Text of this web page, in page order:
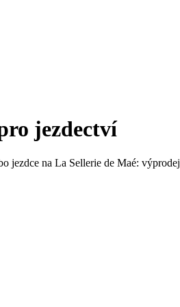
jezdectví
jezdce na La Sellerie de Maé: výprodej